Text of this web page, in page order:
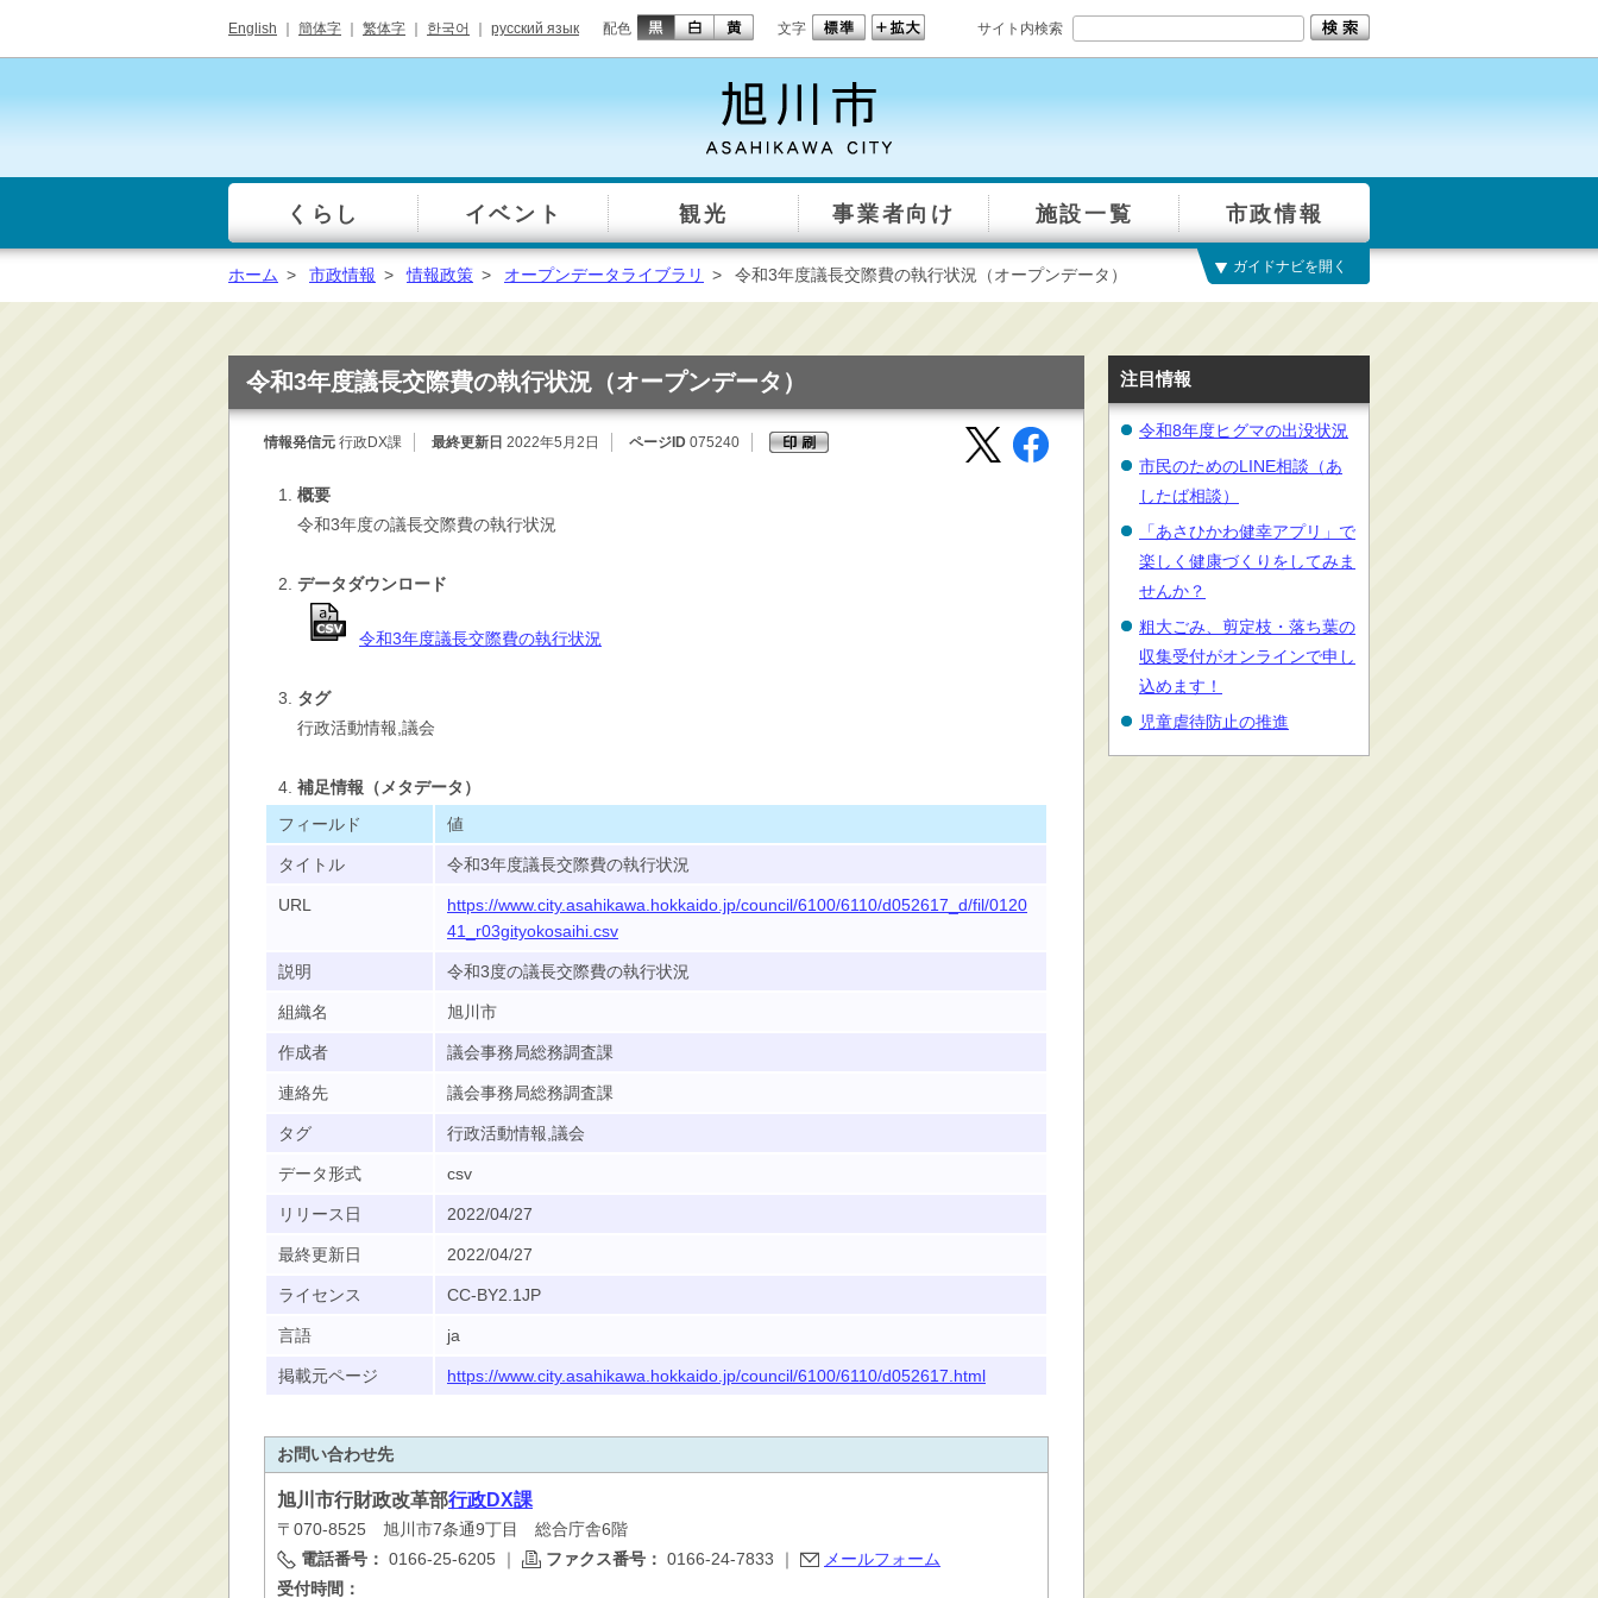
English 簡体字 繁体字 한국어 русский язык 配色 文字 サイト内検索
一覧
くらし イベント 観光 事業者向け 施設一覧 市政情報
総合窓口
手続き・届出（戸籍・
ごみ・リサイクル・環
防災・安全
学ぶ・文化・スポーツ
移住情報
市民活動・参加・地域
まちづくり
水道・除雪・土木
公共交通・空港
その他
ガイドナビを開く
ホーム > 市政情報 > 情報政策 > オープンデータライブラリ > 令和3年度議長交際費の執行状況（オープンデータ）
令和3年度議長交際費の執行状況（オープンデータ）
情報発信元 行政DX課 最終更新日 2022年5月2日 ページID 075240
概要
令和3年度の議長交際費の執行状況
データダウンロード
令和3年度議長交際費の執行状況
タグ
行政活動情報,議会
補足情報（メタデータ）
フィールド
値
タイトル 令和3年度議長交際費の執行状況
URL
https://www.city.asahikawa.hokkaido.jp/council/6100/6110/d052617_d/fil/0120
41_r03gityokosaihi.csv
説明 令和3度の議長交際費の執行状況
組織名 旭川市
作成者 議会事務局総務調査課
連絡先 議会事務局総務調査課
タグ 行政活動情報,議会
データ形式 csv
リリース日 2022/04/27
最終更新日 2022/04/27
ライセンス CC-BY2.1JP
言語 ja
掲載元ページ https://www.city.asahikawa.hokkaido.jp/council/6100/6110/d052617.html
お問い合わせ先
旭川市行財政改革部行政DX課
〒070-8525 旭川市7条通9丁目 総合庁舎6階
電話番号： 0166-25-6205 ｜ ファクス番号： 0166-24-7833 ｜
メールフォーム
受付時間：
注目情報
令和8年度ヒグマの出没状況
市民のためのLINE相談（あ
したば相談）
「あさひかわ健幸アプリ」で
楽しく健康づくりをしてみま
せんか？
粗大ごみ、剪定枝・落ち葉の
収集受付がオンラインで申し
込めます！
児童虐待防止の推進